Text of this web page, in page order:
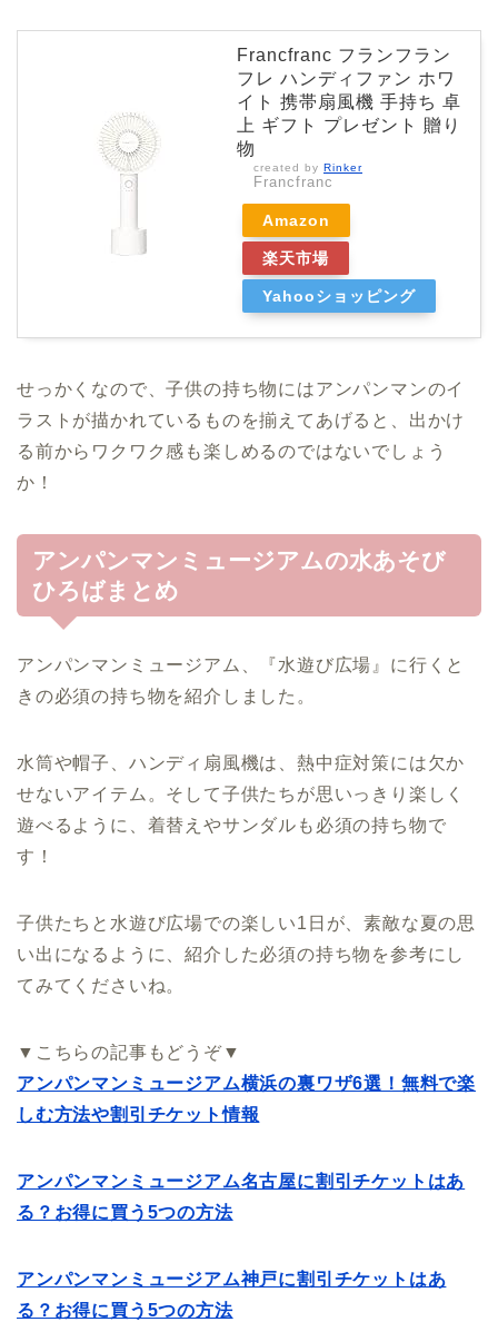
Francfranc フランフラン
フレ ハンディファン ホワ
イト 携帯扇風機 手持ち 卓
上 ギフト プレゼント 贈り
物
created by Rinker
Francfranc
Amazon
楽天市場
Yahooショッピング
せっかくなので、子供の持ち物にはアンパンマンのイ
ラストが描かれているものを揃えてあげると、出かけ
る前からワクワク感も楽しめるのではないでしょう
か！
アンパンマンミュージアムの水あそび
ひろばまとめ
アンパンマンミュージアム、『水遊び広場』に行くと
きの必須の持ち物を紹介しました。
水筒や帽子、ハンディ扇風機は、熱中症対策には欠か
せないアイテム。そして子供たちが思いっきり楽しく
遊べるように、着替えやサンダルも必須の持ち物で
す！
子供たちと水遊び広場での楽しい1日が、素敵な夏の思
い出になるように、紹介した必須の持ち物を参考にし
てみてくださいね。
▼こちらの記事もどうぞ▼
アンパンマンミュージアム横浜の裏ワザ6選！無料で楽
しむ方法や割引チケット情報
アンパンマンミュージアム名古屋に割引チケットはあ
る？お得に買う5つの方法
アンパンマンミュージアム神戸に割引チケットはあ
る？お得に買う5つの方法